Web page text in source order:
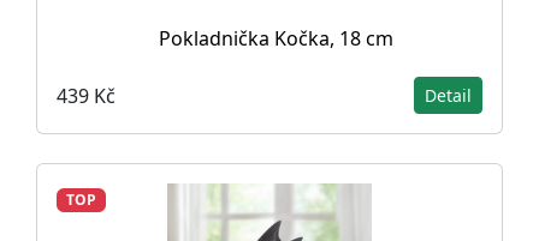
Pokladnička Kočka, 18 cm
439 Kč Detail
TOP